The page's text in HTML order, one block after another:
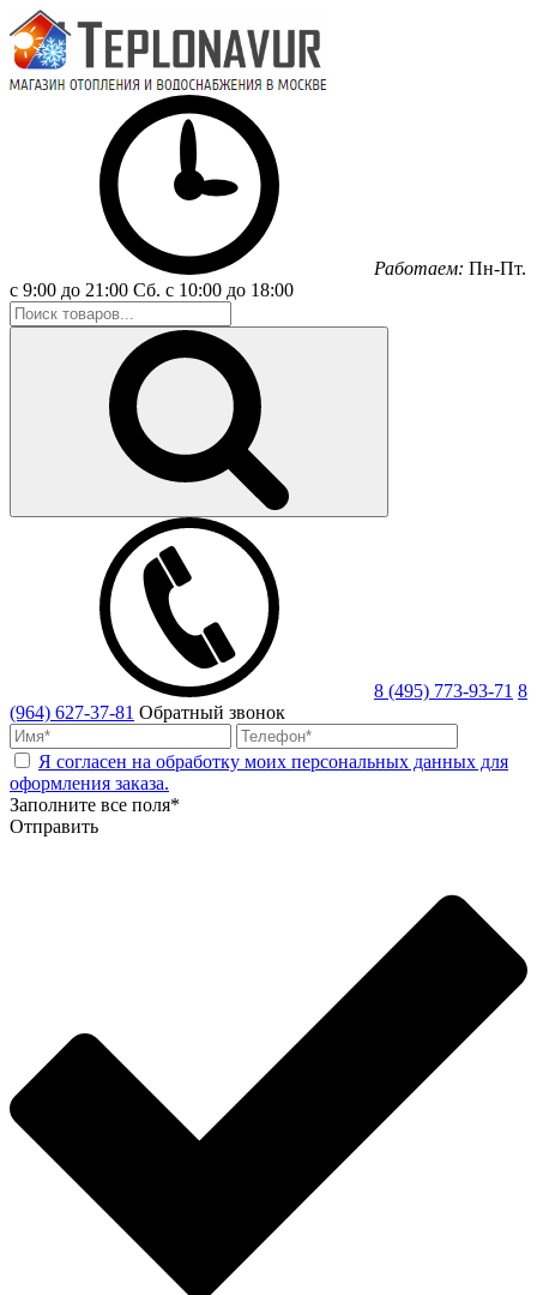
Работаем: Пн-Пт.
с 9:00 до 21:00 Сб. с 10:00 до 18:00
8 (495) 773-93-71 8
(964) 627-37-81 Обратный звонок
Я согласен на обработку моих персональных данных для
оформления заказа.
Заполните все поля*
Отправить